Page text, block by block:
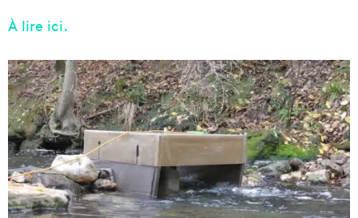
À lire ici.